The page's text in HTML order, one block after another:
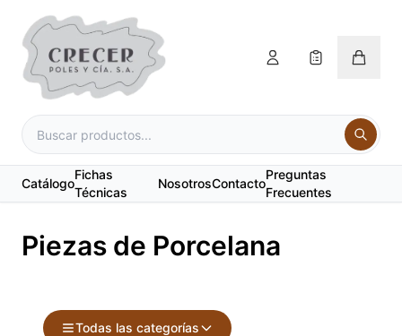
Catálogo
Fichas
Técnicas
NosotrosContacto
Preguntas
Frecuentes
Piezas de Porcelana
Todas las categorías